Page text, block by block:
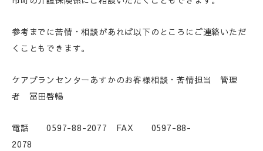
参考までに苦情・相談があれば以下のところにご連絡いただ
くこともできます。
ケアプランセンターあすかのお客様相談・苦情担当 管理
者 冨田啓暢
電話 0597-88-2077 FAX 0597-88-
2078